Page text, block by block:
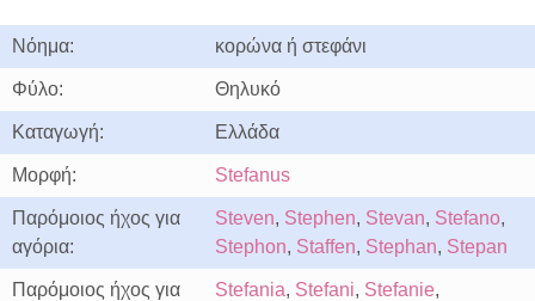
Νόημα: κορώνα ή στεφάνι
Φύλο: Θηλυκό
Καταγωγή: Ελλάδα
Μορφή: Stefanus
Παρόμοιος ήχος για
αγόρια:
Steven, Stephen, Stevan, Stefano,
Stephon, Staffen, Stephan, Stepan
Παρόμοιος ήχος για
Stefania, Stefani, Stefanie,